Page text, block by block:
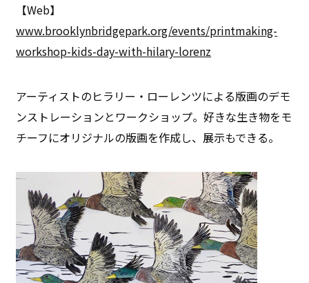
【Web】
www.brooklynbridgepark.org/events/printmaking-
workshop-kids-day-with-hilary-lorenz
アーティストのヒラリー・ローレンツによる版画のデモ
ンストレーションとワークショップ。好きな生き物をモ
チーフにオリジナルの版画を作成し、展示もできる。